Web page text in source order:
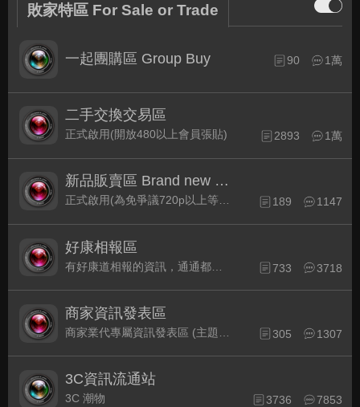
敗家特區 For Sale or Trade
一起團購區 Group Buy 90 1萬
二手交換交易區
正式啟用(開放480以上會員張貼) 2893 1萬
新品販賣區 Brand new Plaza
正式啟用(為免爭議720p以上等級發表限定) 189 1147
好康相報區
733 3718
商家資訊發表區
305 1307
3C資訊流通站
3C 潮物 3736 7853